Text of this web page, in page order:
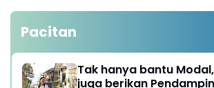
Pacitan
Tak hanya bantu Modal,
juga berikan